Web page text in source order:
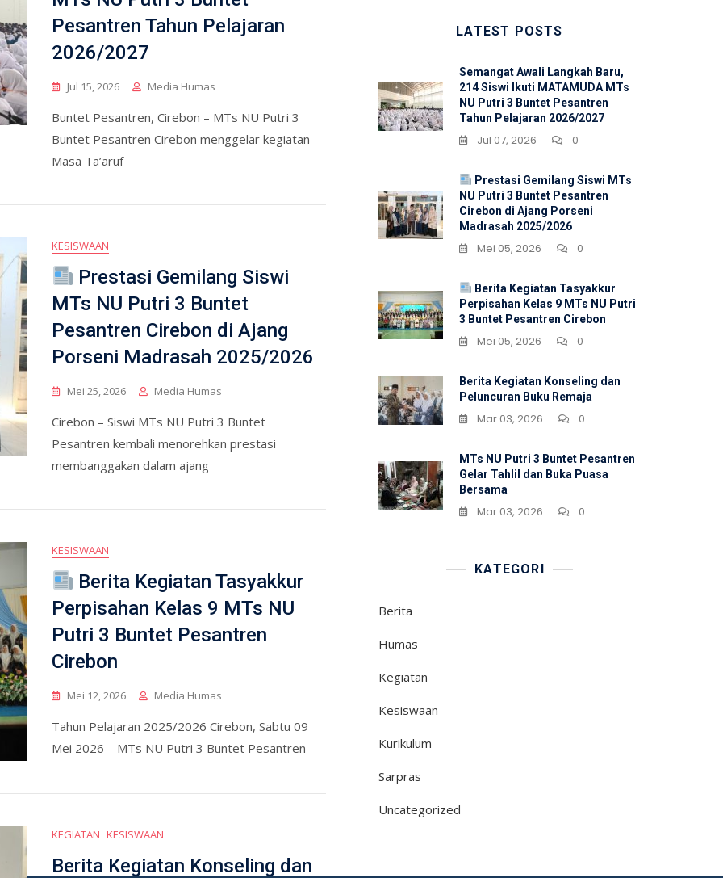
Pesantren Tahun Pelajaran
2026/2027
Jul 15, 2026 Media Humas
Buntet Pesantren, Cirebon – MTs NU Putri 3
Buntet Pesantren Cirebon menggelar kegiatan
Masa Ta’aruf
KESISWAAN
Prestasi Gemilang Siswi
MTs NU Putri 3 Buntet
Pesantren Cirebon di Ajang
Porseni Madrasah 2025/2026
Mei 25, 2026 Media Humas
Cirebon – Siswi MTs NU Putri 3 Buntet
Pesantren kembali menorehkan prestasi
membanggakan dalam ajang
KESISWAAN
Berita Kegiatan Tasyakkur
Perpisahan Kelas 9 MTs NU
Putri 3 Buntet Pesantren
Cirebon
Mei 12, 2026 Media Humas
Tahun Pelajaran 2025/2026 Cirebon, Sabtu 09
Mei 2026 – MTs NU Putri 3 Buntet Pesantren
KEGIATAN KESISWAAN
Berita Kegiatan Konseling dan
LATEST POSTS
Semangat Awali Langkah Baru,
214 Siswi Ikuti MATAMUDA MTs
NU Putri 3 Buntet Pesantren
Tahun Pelajaran 2026/2027
Jul 07, 2026 0
Prestasi Gemilang Siswi MTs
NU Putri 3 Buntet Pesantren
Cirebon di Ajang Porseni
Madrasah 2025/2026
Mei 05, 2026 0
Berita Kegiatan Tasyakkur
Perpisahan Kelas 9 MTs NU Putri
3 Buntet Pesantren Cirebon
Mei 05, 2026 0
Berita Kegiatan Konseling dan
Peluncuran Buku Remaja
Mar 03, 2026 0
MTs NU Putri 3 Buntet Pesantren
Gelar Tahlil dan Buka Puasa
Bersama
Mar 03, 2026 0
KATEGORI
Berita
Humas
Kegiatan
Kesiswaan
Kurikulum
Sarpras
Uncategorized